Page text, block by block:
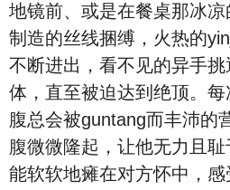
地镜前、或是在餐桌那冰
制造的丝线捆缚，火热的
不断进出，看不见的异手
体，直至被迫达到绝顶。
腹总会被guntang而丰沛的
腹微微隆起，让他无力且
能软软地瘫在对方怀中，